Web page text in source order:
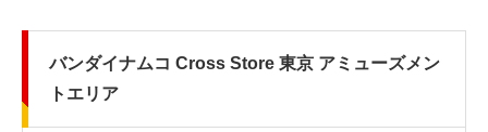
バンダイナムコ Cross Store 東京 アミューズメン
トエリア